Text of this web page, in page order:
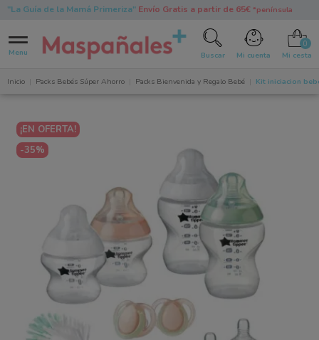
"La Guía de la Mamá Primeriza"Envío Gratis a partir de 65€ *península
Menu Buscar Mi cuenta Mi cesta
Inicio Packs Bebés Súper Ahorro Packs Bienvenida y Regalo Bebé Kit iniciacion
¡EN OFERTA!
-35%